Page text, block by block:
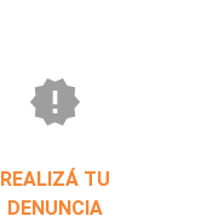
new_releases
REALIZÁ TU
DENUNCIA